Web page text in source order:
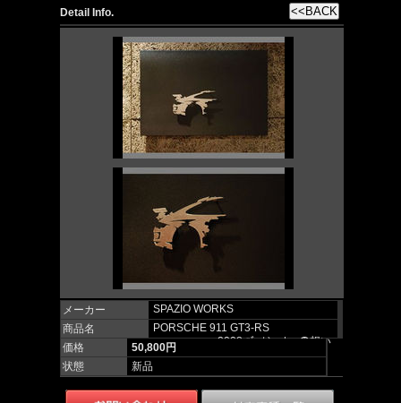
Detail Info.
メーカー
SPAZIO WORKS
商品名
PORSCHE 911 GT3-RS
2008 ﾊﾞｯｸｼｮｯﾄへの想い
価格
50,800円
状態
新品